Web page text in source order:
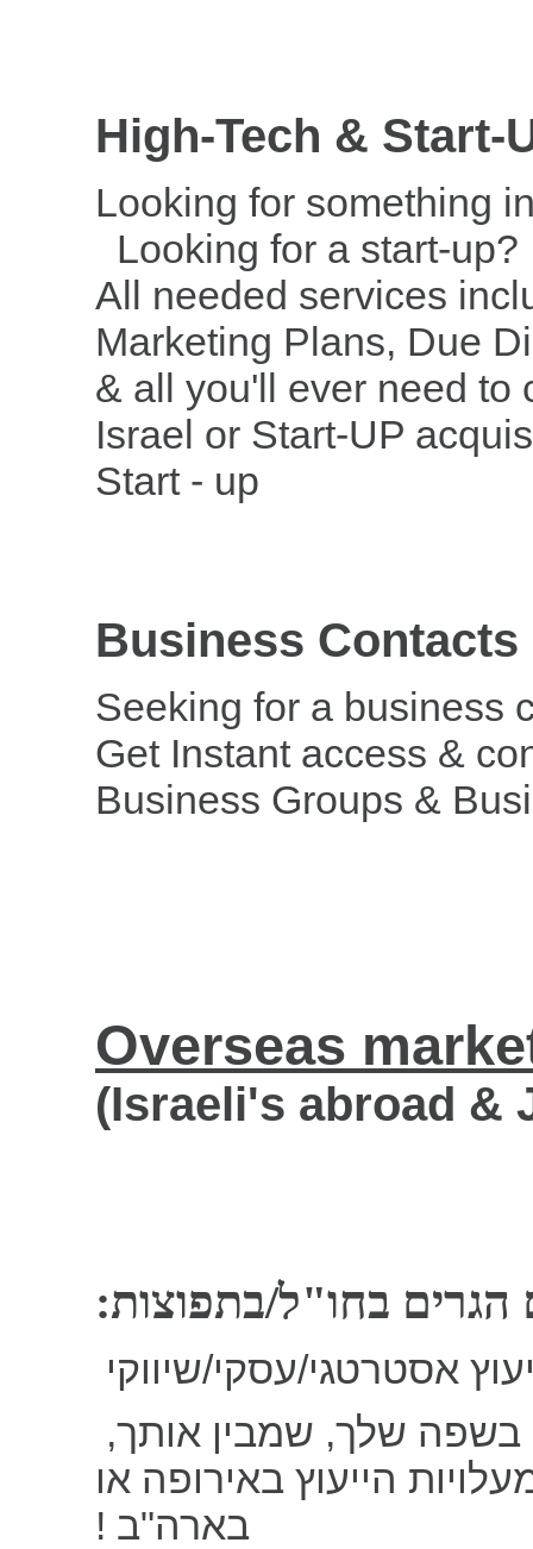
High-Tech & Start-
Looking for something
Looking for a start-up?
All needed services
Marketing Plans, Due
& all you'll ever need to
Israel or Start-UP
Start - up
Business Contacts
Seeking for a business
Get Instant access &
Business Groups &
Overseas
(Israeli's abroad &
הגרים בחו"ל/בתפוצות:
אסטרטגי/עסקי/שיווקי
שלך, שמבין אותך,
הייעוץ באירופה או
בארה"ב !